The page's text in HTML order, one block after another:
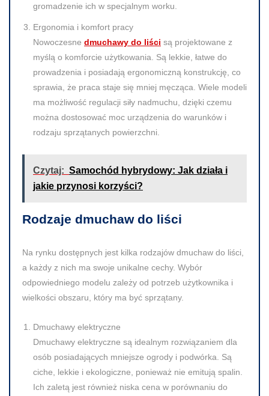
gromadzenie ich w specjalnym worku.
Ergonomia i komfort pracy
Nowoczesne dmuchawy do liści są projektowane z
myślą o komforcie użytkowania. Są lekkie, łatwe do
prowadzenia i posiadają ergonomiczną konstrukcję, co
sprawia, że praca staje się mniej męcząca. Wiele modeli
ma możliwość regulacji siły nadmuchu, dzięki czemu
można dostosować moc urządzenia do warunków i
rodzaju sprzątanych powierzchni.
Czytaj: Samochód hybrydowy: Jak działa i
jakie przynosi korzyści?
Rodzaje dmuchaw do liści
Na rynku dostępnych jest kilka rodzajów dmuchaw do liści,
a każdy z nich ma swoje unikalne cechy. Wybór
odpowiedniego modelu zależy od potrzeb użytkownika i
wielkości obszaru, który ma być sprzątany.
Dmuchawy elektryczne
Dmuchawy elektryczne są idealnym rozwiązaniem dla
osób posiadających mniejsze ogrody i podwórka. Są
ciche, lekkie i ekologiczne, ponieważ nie emitują spalin.
Ich zaletą jest również niska cena w porównaniu do